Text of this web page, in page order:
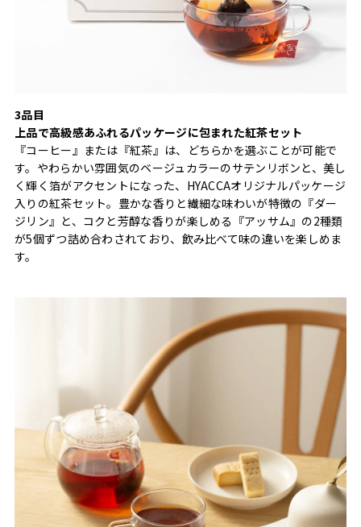
3品目
上品で高級感あふれるパッケージに包まれた紅茶セット
『コーヒー』または『紅茶』は、どちらかを選ぶことが可能で
す。やわらかい雰囲気のベージュカラーのサテンリボンと、美し
く輝く箔がアクセントになった、HYACCAオリジナルパッケージ
入りの紅茶セット。豊かな香りと繊細な味わいが特徴の『ダー
ジリン』と、コクと芳醇な香りが楽しめる『アッサム』の2種類
が5個ずつ詰め合わされており、飲み比べて味の違いを楽しめま
す。